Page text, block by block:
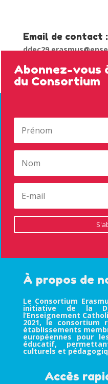
Email de contact :
Abonnez-vous
du Consortium
À propos de
Le Consortium
initiative de la
l’Enseignement
2021, le consortium
établissements
européennes pour
éducatif,
culturels et
Accès